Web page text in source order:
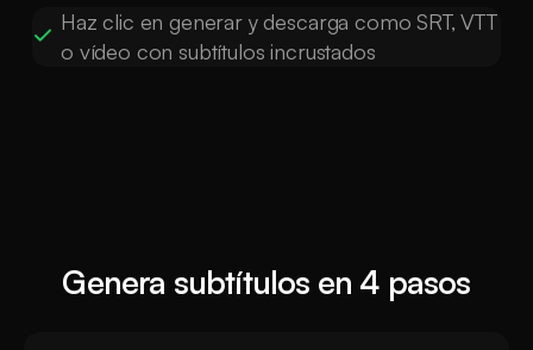
Haz clic en generar y descarga como SRT, VTT
o vídeo con subtítulos incrustados
Genera subtítulos en 4 pasos